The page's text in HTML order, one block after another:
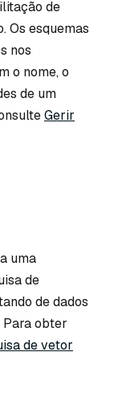
de
Os esquemas
nos
o nome, o
de um
Gerir
uma
de
de dados
Para obter
de vetor